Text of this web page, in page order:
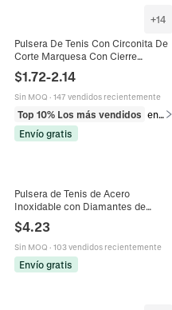
+14
Pulsera De Tenis Con Circonita De
Corte Marquesa Con Cierre
Plegable Joyería De Hip Hop
Chapada En Oro Para Mujer
$1.72-2.14
Sin MOQ · 147 vendidos recientemente
Top 10% Los más vendidos
en Pulseras
Envío gratis
Pulsera de Tenis de Acero
Inoxidable con Diamantes de
Bañado en Oro de 18K Joyería
Elegante
$4.23
Sin MOQ · 103 vendidos recientemente
Envío gratis